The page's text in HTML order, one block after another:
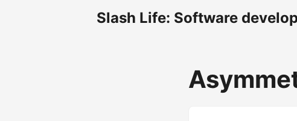
Slash Life: Software